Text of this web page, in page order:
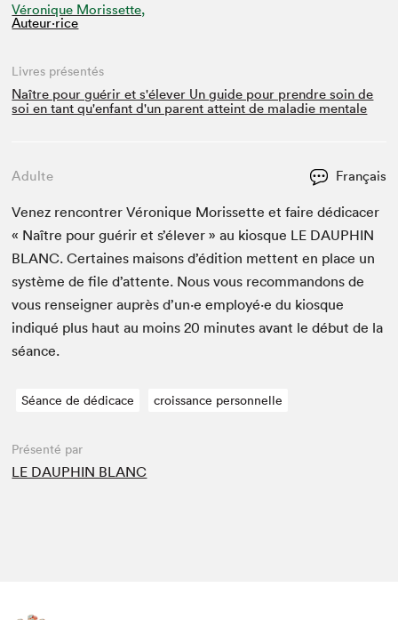
Véronique Morissette,
Auteur·rice
Livres présentés
Naître pour guérir et s'élever Un guide pour prendre soin de
soi en tant qu'enfant d'un parent atteint de maladie mentale
Adulte Français
Venez ren­con­tr­er Véronique Moris­sette et faire dédi­cac­er
« Naître pour guérir et s’élever » au kiosque LE DAUPHIN
BLANC. Cer­taines maisons d’édi­tion met­tent en place un
sys­tème de file d’at­tente. Nous vous recom­man­dons de
vous ren­seign­er auprès d’un·e employé·e du kiosque
indiqué plus haut au moins20 min­utes avant le début de la
séance.
Séance de dédicace croissance personnelle
Présenté par
LE DAUPHIN BLANC